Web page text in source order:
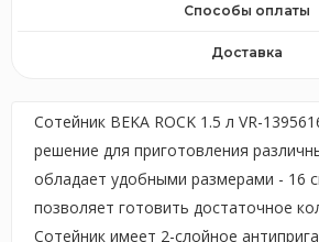
Способы оплаты
Доставка
Сотейник BEKA ROCK 1.5 л VR-
решение для приготовления
обладает удобными размерами - 16
позволяет готовить достаточное
Сотейник имеет 2-слойное